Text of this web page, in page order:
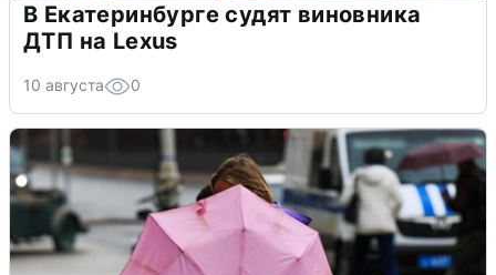
В Екатеринбурге судят виновника
ДТП на Lexus
10 августа 0